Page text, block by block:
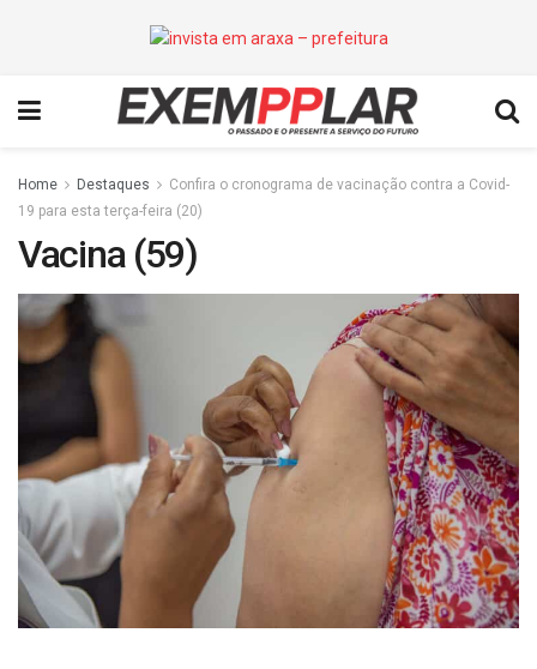
Home Destaques
Confira o cronograma de vacinação contra a Covid-
19 para esta terça-feira (20)
Vacina (59)